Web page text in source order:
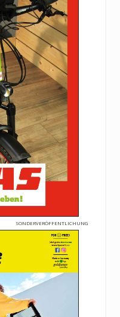
SONDERVERÖFFENTLICHUNG